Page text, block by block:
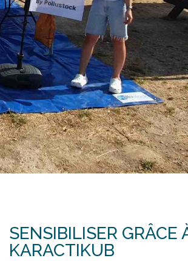
SENSIBILISER GRÂCE
KARACTIKUB